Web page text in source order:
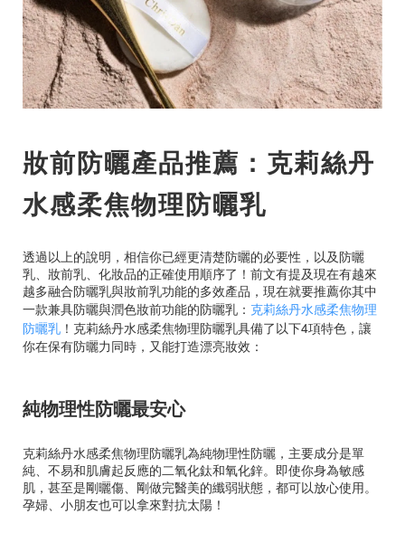
妝前防曬產品推薦：克莉絲丹
水感柔焦物理防曬乳
透過以上的說明，相信你已經更清楚防曬的必要性，以及防曬
乳、妝前乳、化妝品的正確使用順序了！前文有提及現在有越來
越多融合防曬乳與妝前乳功能的多效產品，現在就要推薦你其中
一款兼具防曬與潤色妝前功能的防曬乳： 克莉絲丹水感柔焦物理
防曬乳 ！克莉絲丹水感柔焦物理防曬乳具備了以下4項特色，讓
你在保有防曬力同時，又能打造漂亮妝效：
純物理性防曬最安心
克莉絲丹水感柔焦物理防曬乳為純物理性防曬，主要成分是單
純、不易和肌膚起反應的二氧化鈦和氧化鋅。即使你身為敏感
肌，甚至是剛曬傷、剛做完醫美的纖弱狀態，都可以放心使用。
孕婦、小朋友也可以拿來對抗太陽！